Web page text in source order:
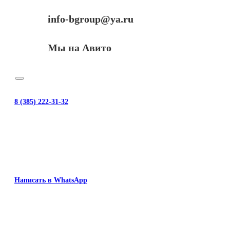
info-bgroup@ya.ru
Мы на Авито
8 (385) 222-31-32
Написать в WhatsApp